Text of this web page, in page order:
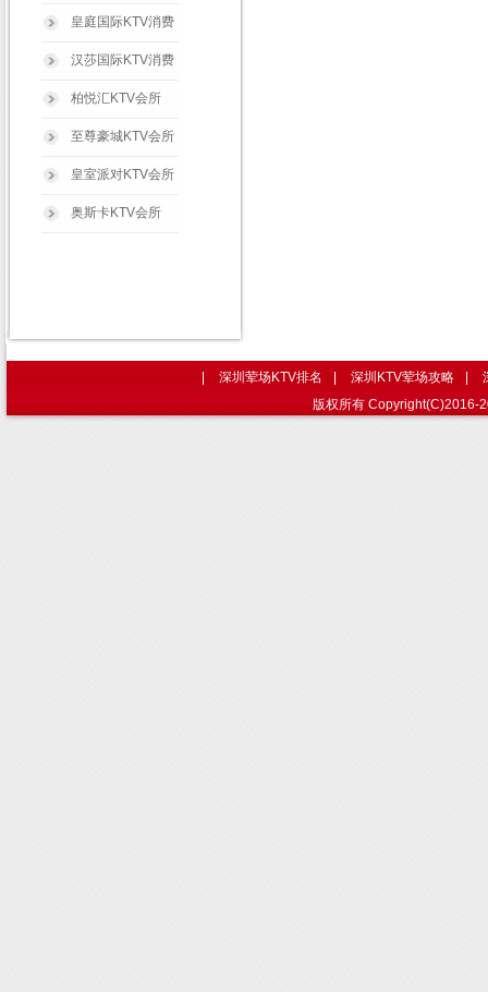
皇庭国际KTV消费
汉莎国际KTV消费
柏悦汇KTV会所
至尊豪城KTV会所
皇室派对KTV会所
奥斯卡KTV会所
深圳荤场KTV排名 深圳KTV荤场攻略
版权所有 Copyright(C)2016-